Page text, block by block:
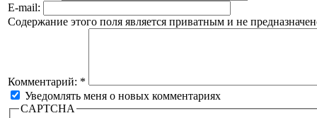
E-mail:
Содержание этого поля является приватным и не
Комментарий: *
Уведомлять меня о новых комментариях
CAPTCHA